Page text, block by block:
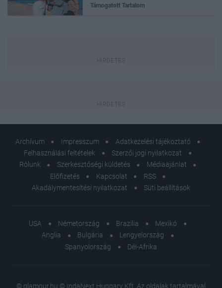
Támogatott Tartalom
Archívum Impresszum
Adatkezelési tájékoztató
Felhasználási feltételek
Szerzői jogi nyilatkozat
Rólunk
Szerkesztőségi küldetés
Médiaajánlat
Előfizetés
Kapcsolat
RSS
Akadálymentesítési nyilatkozat
Süti beállítások
USA Németország Brazília
Mexikó
Anglia
Bulgária
Lengyelország
Spanyolország
Dél-Afrika
© glamour.hu © IndaNext Hungary Kft. Az oldalak tartalmával